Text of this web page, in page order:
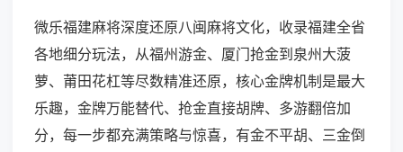
微乐福建麻将深度还原八闽麻将文化，收录福建全省
各地细分玩法，从福州游金、厦门抢金到泉州大菠
萝、莆田花杠等尽数精准还原，核心金牌机制是最大
乐趣，金牌万能替代、抢金直接胡牌、多游翻倍加
分，每一步都充满策略与惊喜，有金不平胡、三金倒